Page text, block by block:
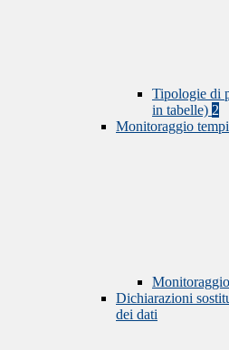
Tipologie di
in tabelle) 2
Monitoraggio
Dichiarazioni
dei dati